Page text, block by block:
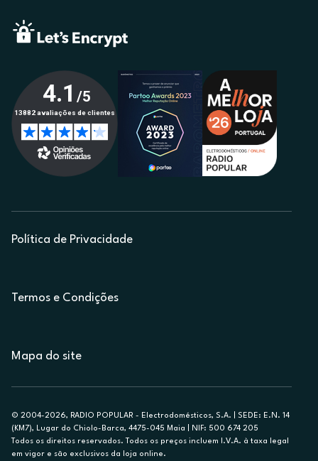
Política de Privacidade
Termos e Condições
Mapa do site
© 2004-2026, RADIO POPULAR - Electrodomésticos, S.A. | SEDE: E.N. 14
(KM7), Lugar do Chiolo-Barca, 4475-045 Maia | NIF: 500 674 205
Todos os direitos reservados. Todos os preços incluem I.V.A. à taxa legal
em vigor e são exclusivos da loja online.